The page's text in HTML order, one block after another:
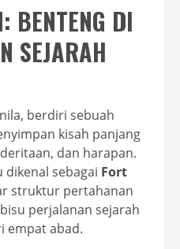
BENTENG DI
SEJARAH
berdiri sebuah
kisah panjang
dan harapan.
dikenal sebagai Fort
struktur pertahanan
perjalanan sejarah
empat abad.